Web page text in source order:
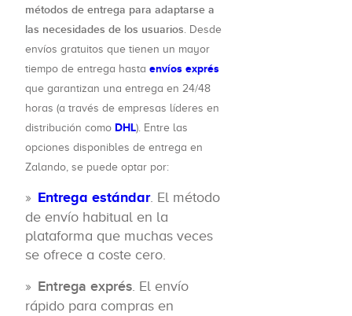
métodos de entrega para adaptarse a
las necesidades de los usuarios . Desde
envíos gratuitos que tienen un mayor
tiempo de entrega hasta envíos exprés
que garantizan una entrega en 24/48
horas (a través de empresas líderes en
distribución como DHL). Entre las
opciones disponibles de entrega en
Zalando, se puede optar por:
Entrega estándar. El método
de envío habitual en la
plataforma que muchas veces
se ofrece a coste cero.
Entrega exprés . El envío
rápido para compras en